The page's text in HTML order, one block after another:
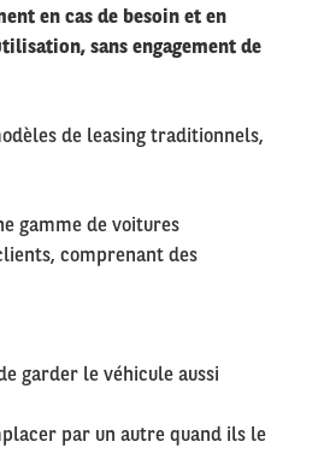
en cas de besoin et en
sans engagement de
de leasing traditionnels,
gamme de voitures
comprenant des
garder le véhicule aussi
par un autre quand ils le